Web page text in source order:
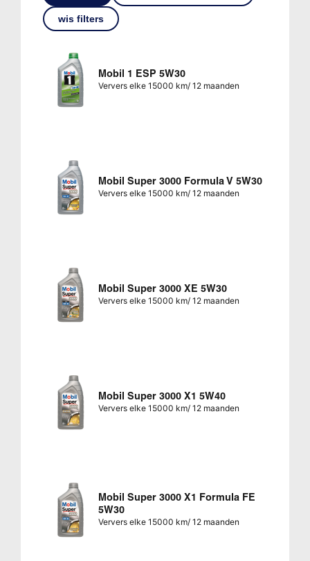
wis filters
Mobil 1 ESP 5W30
Ververs elke 15000 km/ 12 maanden
Mobil Super 3000 Formula V 5W30
Ververs elke 15000 km/ 12 maanden
Mobil Super 3000 XE 5W30
Ververs elke 15000 km/ 12 maanden
Mobil Super 3000 X1 5W40
Ververs elke 15000 km/ 12 maanden
Mobil Super 3000 X1 Formula FE
5W30
Ververs elke 15000 km/ 12 maanden